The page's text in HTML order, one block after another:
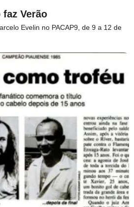
Verão
Evelin no PACAP9, de 9 a 12 de